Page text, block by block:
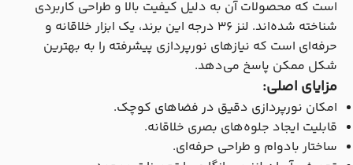
است که محصولات آن به دلیل کیفیت بالا و طراحی کاربردی
شناخته شده‌اند. لنز 36 درجه این برند، یک ابزار خلاقانه و
حرفه‌ای است که نیازهای نورپردازی پیشرفته را به بهترین
شکل ممکن پاسخ می‌دهد.
مزایای اصلی:
امکان نورپردازی دقیق در فضاهای کوچک.
قابلیت ایجاد جلوه‌های بصری خلاقانه.
ساختار بادوام و طراحی حرفه‌ای.